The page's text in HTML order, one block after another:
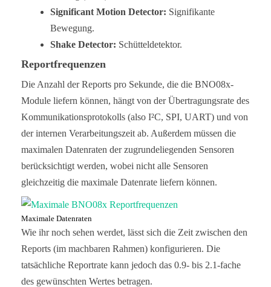
Significant Motion Detector: Signifikante
Bewegung.
Shake Detector: Schütteldetektor.
Reportfrequenzen
Die Anzahl der Reports pro Sekunde, die die BNO08x-
Module liefern können, hängt von der Übertragungsrate des
Kommunikationsprotokolls (also I²C, SPI, UART) und von
der internen Verarbeitungszeit ab. Außerdem müssen die
maximalen Datenraten der zugrundeliegenden Sensoren
berücksichtigt werden, wobei nicht alle Sensoren
gleichzeitig die maximale Datenrate liefern können.
Maximale Datenraten
Wie ihr noch sehen werdet, lässt sich die Zeit zwischen den
Reports (im machbaren Rahmen) konfigurieren. Die
tatsächliche Reportrate kann jedoch das 0.9- bis 2.1-fache
des gewünschten Wertes betragen.